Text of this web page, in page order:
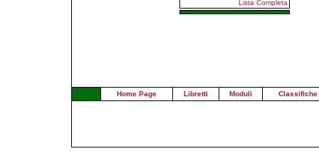
Lista Completa
Home Page Libretti Moduli Classifiche